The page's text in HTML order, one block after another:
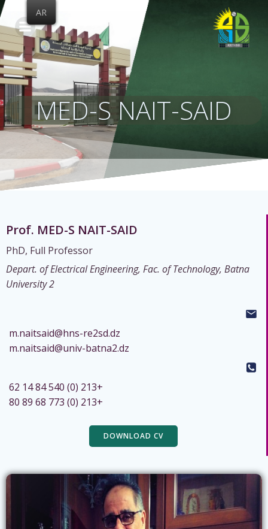
content
MED-S NAIT-SAID
Prof. MED-S NAIT-SAID
PhD, Full Professor
Depart. of Electrical Engineering, Fac. of Technology, Batna
University 2
m.naitsaid@hns-re2sd.dz
m.naitsaid@univ-batna2.dz
+213 (0)
540 84 14 62
+213 (0)
773 68 89 80
DOWNLOAD CV
AR